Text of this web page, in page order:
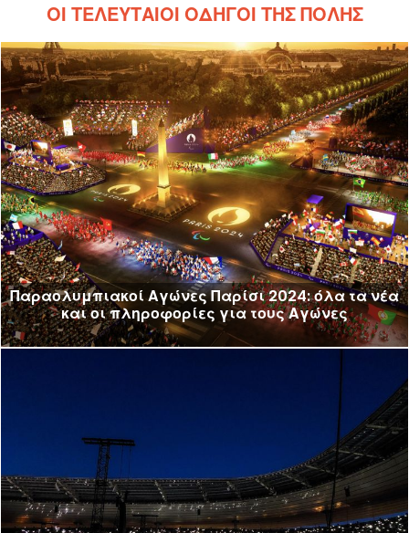
ΟΙ ΤΕΛΕΥΤΑΊΟΙ ΟΔΗΓΟΊ ΤΗΣ ΠΌΛΗΣ
Παραολυμπιακοί Αγώνες Παρίσι 2024: όλα τα νέα
και οι πληροφορίες για τους Αγώνες